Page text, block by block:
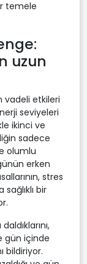
temele
uzun
vadeli etkileri
seviyeleri
ikinci ve
sadece
olumlu
erken
stres
bir
gün içinde
bildiriyor.